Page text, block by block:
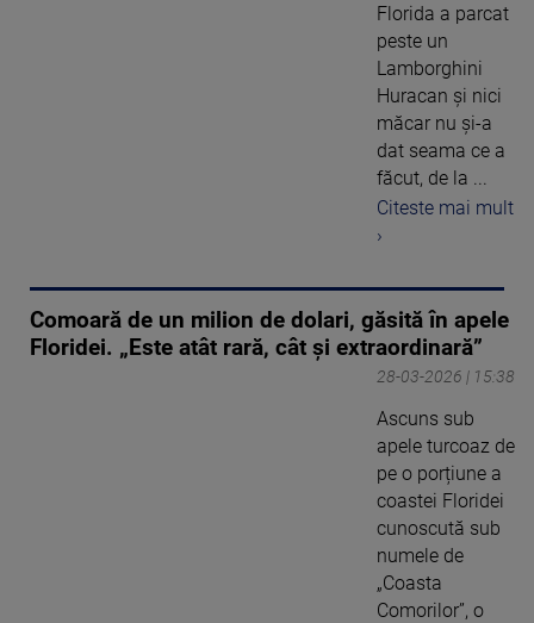
Florida a parcat
peste un
Lamborghini
Huracan și nici
măcar nu și-a
dat seama ce a
făcut, de la ...
Citeste mai mult
›
Comoară de un milion de dolari, găsită în apele
Floridei. „Este atât rară, cât și extraordinară”
28-03-2026 | 15:38
Ascuns sub
apele turcoaz de
pe o porțiune a
coastei Floridei
cunoscută sub
numele de
„Coasta
Comorilor”, o